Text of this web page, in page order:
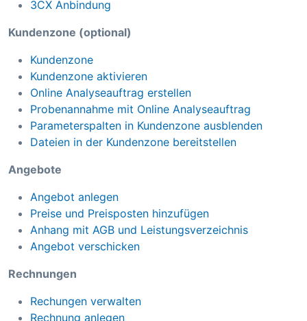
3CX Anbindung
Kundenzone (optional)
Kundenzone
Kundenzone aktivieren
Online Analyseauftrag erstellen
Probenannahme mit Online Analyseauftrag
Parameterspalten in Kundenzone ausblenden
Dateien in der Kundenzone bereitstellen
Angebote
Angebot anlegen
Preise und Preisposten hinzufügen
Anhang mit AGB und Leistungsverzeichnis
Angebot verschicken
Rechnungen
Rechungen verwalten
Rechnung anlegen